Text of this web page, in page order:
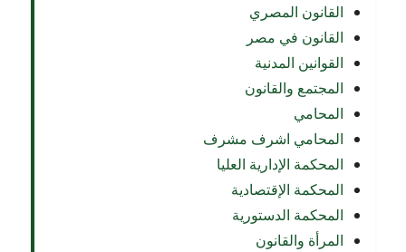
القانون المصري
القانون في مصر
القوانين المدنية
المجتمع والقانون
المحامي
المحامي اشرف مشرف
المحكمة الإدارية العليا
المحكمة الإقتصادية
المحكمة الدستورية
المرأة والقانون